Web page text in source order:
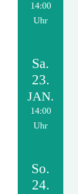
14:00
Uhr
Sa.
23.
JAN.
14:00
Uhr
So.
24.